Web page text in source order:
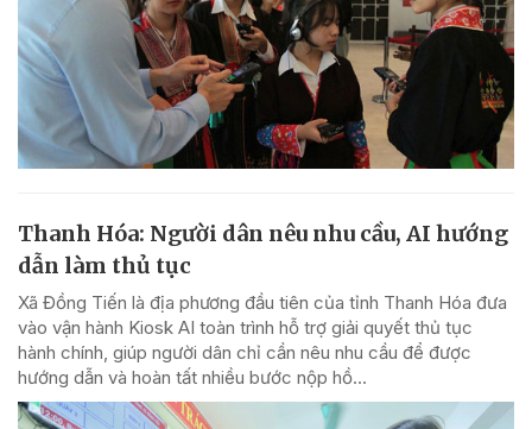
Thanh Hóa: Người dân nêu nhu cầu, AI hướng
dẫn làm thủ tục
Xã Đồng Tiến là địa phương đầu tiên của tỉnh Thanh Hóa đưa
vào vận hành Kiosk AI toàn trình hỗ trợ giải quyết thủ tục
hành chính, giúp người dân chỉ cần nêu nhu cầu để được
hướng dẫn và hoàn tất nhiều bước nộp hồ...